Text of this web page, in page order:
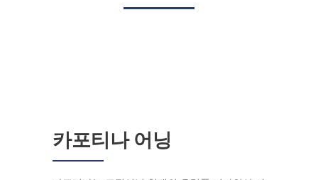
카포티나 어닝